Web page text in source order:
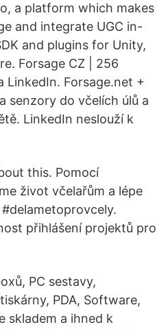
a platform which makes
and integrate UGC in-
and plugins for Unity,
Forsage CZ | 256
LinkedIn. Forsage.net +
senzory do včelích úlů a
LinkedIn neslouží k
this. Pomocí
život včelařům a lépe
přihlášení projektů pro
PC sestavy,
PDA, Software,
skladem a ihned k